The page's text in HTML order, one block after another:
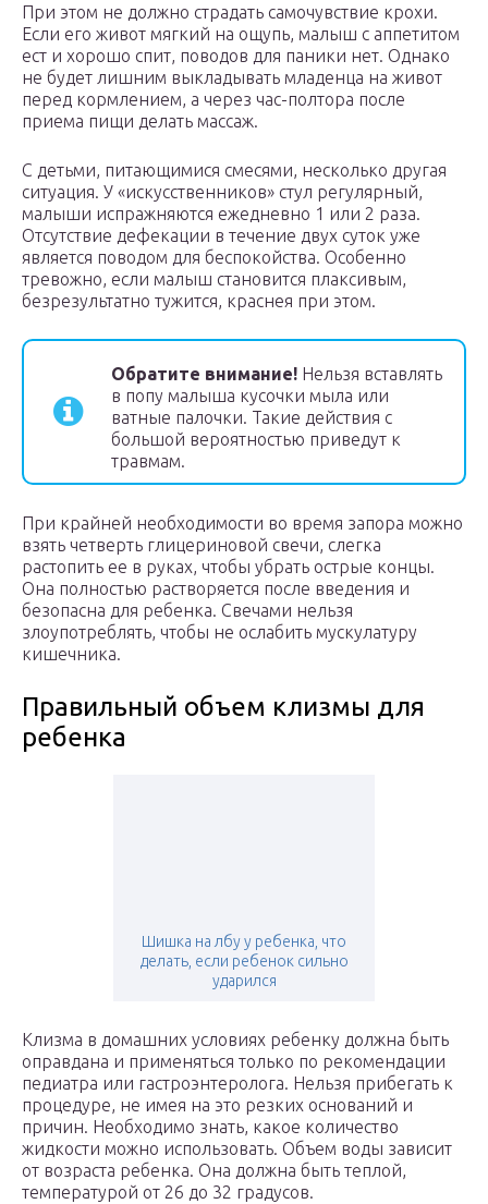
При этом не должно страдать самочувствие крохи.
Если его живот мягкий на ощупь, малыш с аппетитом
ест и хорошо спит, поводов для паники нет. Однако
не будет лишним выкладывать младенца на живот
перед кормлением, а через час-полтора после
приема пищи делать массаж.
С детьми, питающимися смесями, несколько другая
ситуация. У «искусственников» стул регулярный,
малыши испражняются ежедневно 1 или 2 раза.
Отсутствие дефекации в течение двух суток уже
является поводом для беспокойства. Особенно
тревожно, если малыш становится плаксивым,
безрезультатно тужится, краснея при этом.
Обратите внимание! Нельзя вставлять
в попу малыша кусочки мыла или
ватные палочки. Такие действия с
большой вероятностью приведут к
травмам.
При крайней необходимости во время запора можно
взять четверть глицериновой свечи, слегка
растопить ее в руках, чтобы убрать острые концы.
Она полностью растворяется после введения и
безопасна для ребенка. Свечами нельзя
злоупотреблять, чтобы не ослабить мускулатуру
кишечника.
Правильный объем клизмы для
ребенка
Шишка на лбу у ребенка, что
делать, если ребенок сильно
ударился
Клизма в домашних условиях ребенку должна быть
оправдана и применяться только по рекомендации
педиатра или гастроэнтеролога. Нельзя прибегать к
процедуре, не имея на это резких оснований и
причин. Необходимо знать, какое количество
жидкости можно использовать. Объем воды зависит
от возраста ребенка. Она должна быть теплой,
температурой от 26 до 32 градусов.